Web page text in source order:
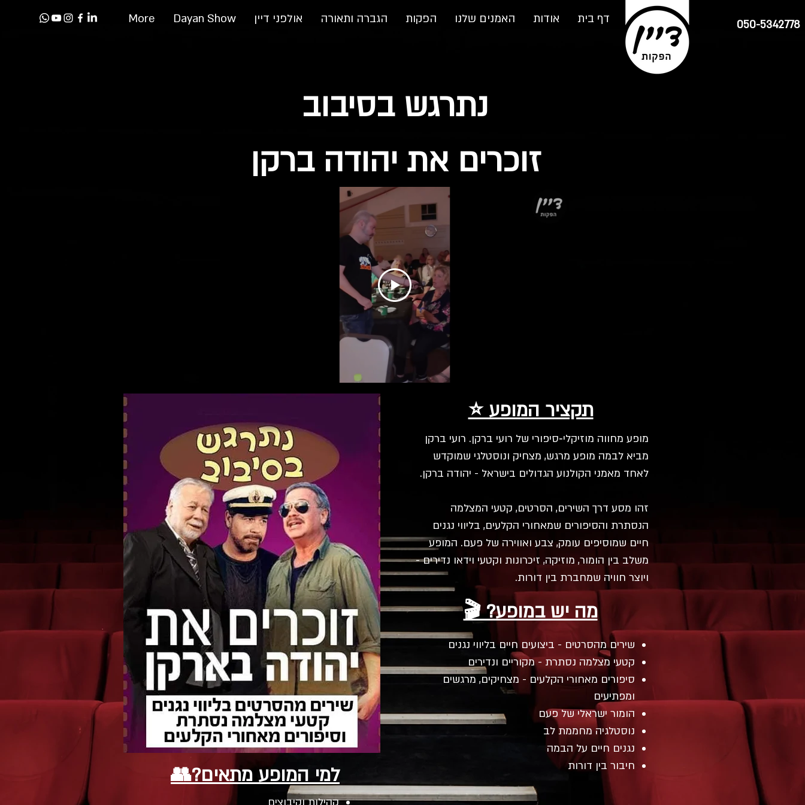
050-5342778 דף בית אודות האמנים שלנו הפקות הגברה ותאורה אולפני דיין Dayan Show
More
נתרגש בסיבוב
זוכרים את יהודה ברקן
שירים מהסרטים - ביצועים חיים בליווי נגנים
קטעי מצלמה נסתרת - מקוריים ונדירים
סיפורים מאחורי הקלעים - מצחיקים, מרגשים
ומפתיעים
הומור ישראלי של פעם
נוסטלגיה מחממת לב
נגנים חיים על הבמה
חיבור בין דורות
תקציר המופע ⭐
מה יש במופע? 🎬
למי המופע מתאים?👥
מופע מחווה מוזיקלי‑סיפורי של רועי ברקן. רועי ברקן
מביא לבמה מופע מרגש, מצחיק ונוסטלגי שמוקדש
לאחד מאמני הקולנוע הגדולים בישראל - יהודה ברקן.
זהו מסע דרך השירים, הסרטים, קטעי המצלמה
הנסתרת והסיפורים שמאחורי הקלעים, בליווי נגנים
חיים שמוסיפים עומק, צבע ואווירה של פעם. המופע
משלב בין הומור, מוזיקה, זיכרונות וקטעי וידאו נדירים -
ויוצר חוויה שמחברת בין דורות.